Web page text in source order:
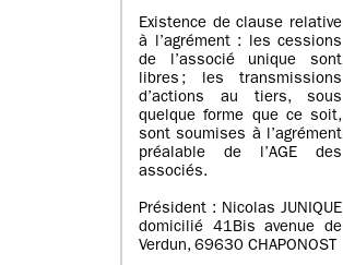
Existence de clause relative
à l’agrément : les cessions
de l’associé unique sont
libres ; les transmissions
d’actions au tiers, sous
quelque forme que ce soit,
sont soumises à l’agrément
préalable de l’AGE des
associés.
Président : Nicolas JUNIQUE
domicilié 41Bis avenue de
Verdun, 69630 CHAPONOST